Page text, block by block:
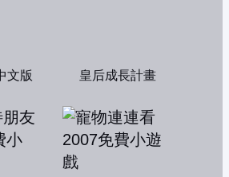
文版 皇后成長計畫